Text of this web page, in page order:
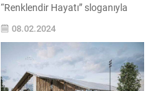
“Renklendir Hayatı” sloganıyla
hayata renk katacak projeler
gerçekleştiren Marshall bu yıl
deprem bölgesinde yer alan
Hatay’ın Defne ilçesindeki ihtiyaç
sahibi tüm okulların boyanması
08.02.2024